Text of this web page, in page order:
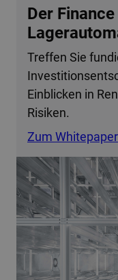
Der
Treffen Sie
Einblicken in
Risiken.
Zum Whitepaper